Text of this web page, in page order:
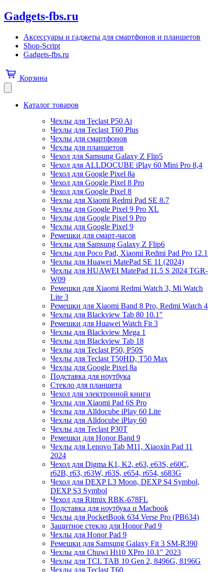
Gadgets-fbs.ru
Аксессуары и гаджеты для смартфонов и планшетов
Shop-Script
Gadgets-fbs.ru
Корзина
Каталог товаров
Чехлы для Teclast P50 Ai
Чехлы для Teclast T60 Plus
Чехлы для смартфонов
Чехлы для планшетов
Чехол для Samsung Galaxy Z Flip5
Чехол для ALLDOCUBE iPlay 60 Mini Pro 8,4
Чехол для Google Pixel 8a
Чехол для Google Pixel 8 Pro
Чехол для Google Pixel 8
Чехлы для Xiaomi Redmi Pad SE 8.7
Чехлы для Google Pixel 9 Pro XL
Чехлы для Google Pixel 9 Pro
Чехлы для Google Pixel 9
Ремешки для смарт-часов
Чехлы для Samsung Galaxy Z Flip6
Чехлы для Poco Pad, Xiaomi Redmi Pad Pro 12.1
Чехлы для Huawei MatePad SE 11 (2024)
Чехлы для HUAWEI MatePad 11.5 S 2024 TGR-
W09
Ремешки для Xiaomi Redmi Watch 3, Mi Watch
Lite 3
Ремешки для Xiaomi Band 8 Pro, Redmi Watch 4
Чехлы для Blackview Tab 80 10.1"
Ремешки для Huawei Watch Fit 3
Чехлы для Blackview Mega 1
Чехлы для Blackview Tab 18
Чехлы для Teclast P50, P50S
Чехлы для Teclast T50HD, T50 Max
Чехлы для Google Pixel 8a
Подставка для ноутбука
Стекло для планшета
Чехол для электронной книги
Чехлы для Xiaomi Pad 6S Pro
Чехлы для Alldocube iPlay 60 Lite
Чехлы для Alldocube iPlay 60
Чехлы для Teclast P30T
Ремешки для Honor Band 9
Чехлы для Lenovo Tab M11, Xiaoxin Pad 11
2024
Чехол для Digma K1, K2, e63, e63S, e60C,
r62B, r63, r63W, r63S, e654, r654, s683G
Чехол для DEXP L3 Moon, DEXP S4 Symbol,
DEXP S3 Symbol
Чехол для Ritmix RBK-678FL
Подставка для ноутбука и Macbook
Чехлы для PocketBook 634 Verse Pro (PB634)
Защитное стекло для Honor Pad 9
Чехлы для Honor Pad 9
Ремешки для Samsung Galaxy Fit 3 SM-R390
Чехлы для Chuwi Hi10 XPro 10.1" 2023
Чехлы для TCL TAB 10 Gen 2, 8496G, 8196G
Чехлы для Teclast T60